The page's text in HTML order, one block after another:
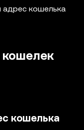
кошелька
кошелек
кошелька